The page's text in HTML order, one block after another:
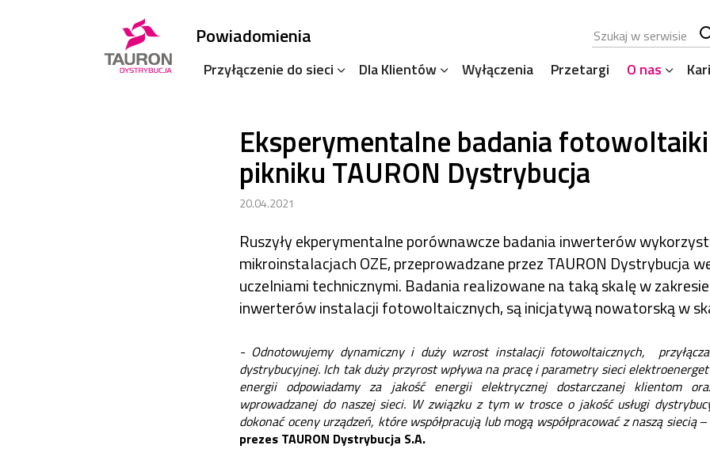
Powiadomienia
Przyłączenie do sieci Dla Klientów Wyłączenia Przetargi O nas
Eksperymentalne badania
pikniku TAURON Dystrybucja
20.04.2021
Ruszyły ekperymentalne porównawcze badania inwerterów
mikroinstalacjach OZE, przeprowadzane przez TAURON Dystrybucja
uczelniami technicznymi. Badania realizowane na taką skalę w
inwerterów instalacji fotowoltaicznych, są inicjatywą nowatorską w
- Odnotowujemy dynamiczny i duży wzrost instalacji fotowoltaicznych,
dystrybucyjnej. Ich tak duży przyrost wpływa na pracę i parametry sieci
energii odpowiadamy za jakość energii elektrycznej dostarczanej klientom
wprowadzanej do naszej sieci. W związku z tym w trosce o jakość usługi
dokonać ocenyurządzeń, które współpracują lub mogą współpracować z naszą siecią
prezes TAURON Dystrybucja S.A.